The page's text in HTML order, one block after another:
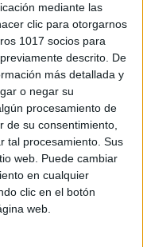
mediante las
clic para otorgarnos
1017 socios para
descrito. De
más detallada y
o negar su
procesamiento de
de su consentimiento,
tal procesamiento. Sus
web. Puede cambiar
en cualquier
clic en el botón
web.
Sí
Pérez
3